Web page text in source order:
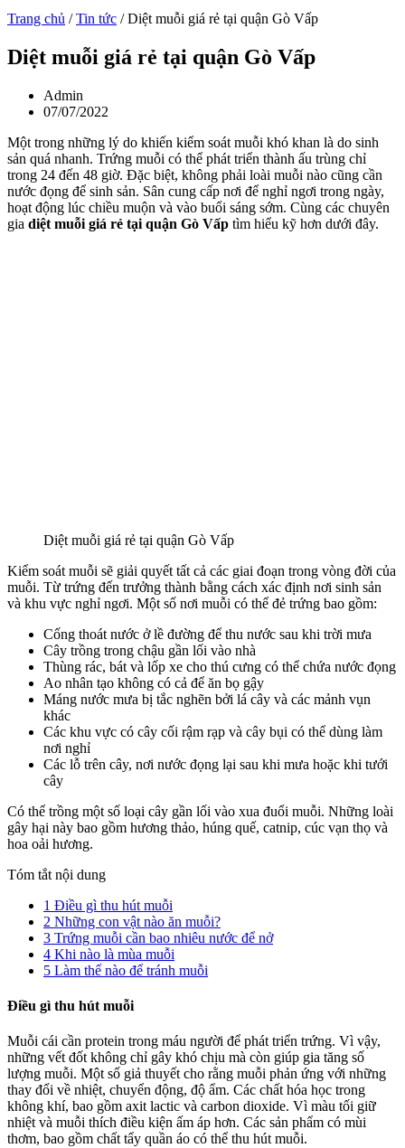
Trang chủ /Tin tức /Diệt muỗi giá rẻ tại quận Gò Vấp
Diệt muỗi giá rẻ tại quận Gò Vấp
Admin
07/07/2022
Một trong những lý do khiến kiểm soát muỗi khó khan là do sinh
sản quá nhanh. Trứng muỗi có thể phát triển thành ấu trùng chỉ
trong 24 đến 48 giờ. Đặc biệt, không phải loài muỗi nào cũng cần
nước đọng để sinh sản. Sân cung cấp nơi để nghỉ ngơi trong ngày,
hoạt động lúc chiều muộn và vào buổi sáng sớm. Cùng các chuyên
gia diệt muỗi giá rẻ tại quận Gò Vấp tìm hiểu kỹ hơn dưới đây.
Diệt muỗi giá rẻ tại quận Gò Vấp
Kiểm soát muỗi sẽ giải quyết tất cả các giai đoạn trong vòng đời của
muỗi. Từ trứng đến trưởng thành bằng cách xác định nơi sinh sản
và khu vực nghỉ ngơi. Một số nơi muỗi có thể đẻ trứng bao gồm:
Cống thoát nước ở lề đường để thu nước sau khi trời mưa
Cây trồng trong chậu gần lối vào nhà
Thùng rác, bát và lốp xe cho thú cưng có thể chứa nước đọng
Ao nhân tạo không có cả để ăn bọ gậy
Máng nước mưa bị tắc nghẽn bởi lá cây và các mảnh vụn
khác
Các khu vực có cây cối rậm rạp và cây bụi có thể dùng làm
nơi nghỉ
Các lỗ trên cây, nơi nước đọng lại sau khi mưa hoặc khi tưới
cây
Có thể trồng một số loại cây gần lối vào xua đuổi muỗi. Những loài
gây hại này bao gồm hương thảo, húng quế, catnip, cúc vạn thọ và
hoa oải hương.
Tóm tắt nội dung
1 Điều gì thu hút muỗi
2 Những con vật nào ăn muỗi?
3 Trứng muỗi cần bao nhiêu nước để nở
4 Khi nào là mùa muỗi
5 Làm thế nào để tránh muỗi
Điều gì thu hút muỗi
Muỗi cái cần protein trong máu người để phát triển trứng. Vì vậy,
những vết đốt không chỉ gây khó chịu mà còn giúp gia tăng số
lượng muỗi. Một số giả thuyết cho rằng muỗi phản ứng với những
thay đổi về nhiệt, chuyển động, độ ẩm. Các chất hóa học trong
không khí, bao gồm axit lactic và carbon dioxide. Vì màu tối giữ
nhiệt và muỗi thích điều kiện ấm áp hơn. Các sản phẩm có mùi
thơm, bao gồm chất tẩy quần áo có thể thu hút muỗi.